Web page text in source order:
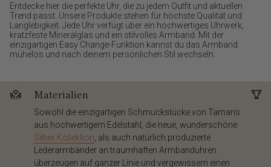
Entdecke hier die perfekte Uhr, die zu jedem Outfit und aktuellen
Trend passt. Unsere Produkte stehen für höchste Qualität und
Langlebigkeit. Jede Uhr verfügt über ein hochwertiges Uhrwerk,
kratzfeste Mineralglas und ein stilvolles Armband. Mit der
einzigartigen Easy Change-Funktion kannst du das Armband
mühelos und nach deinem persönlichen Stil wechseln.
Materialien
Sowohl die einzigartigen Schmuckstücke von Tamaris
aus hochwertigem Edelstahl, die neue, wunderschöne
Silber Kollektion, als auch natürlich produzierte
Lederarmbänder an traumhaften Armbanduhren
überzeugen auf ganzer Linie und vergewissern einen